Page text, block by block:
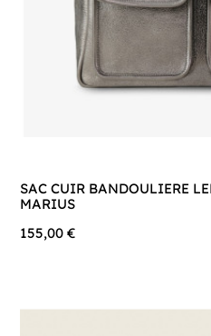
SAC CUIR BANDOULIERE
MARIUS
155,00 €